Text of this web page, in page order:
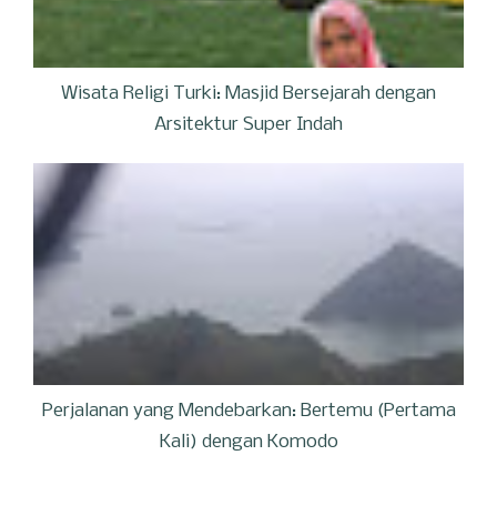
Wisata Religi Turki: Masjid Bersejarah dengan
Arsitektur Super Indah
Perjalanan yang Mendebarkan: Bertemu (Pertama
Kali) dengan Komodo